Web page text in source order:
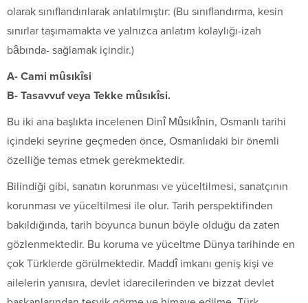
olarak sınıflandırılarak anlatılmıştır: (Bu sınıflandırma, kesin
sınırlar taşımamakta ve yalnızca anlatım kolaylığı-izah
bâbında- sağlamak içindir.)
A- Cami mûsıkîsi
B- Tasavvuf veya Tekke mûsıkîsi.
Bu iki ana başlıkta incelenen Dinî Mûsıkînin, Osmanlı tarihi
içindeki seyrine geçmeden önce, Osmanlıdaki bir önemli
özelliğe temas etmek gerekmektedir.
Bilindiği gibi, sanatın korunması ve yüceltilmesi, sanatçının
korunması ve yüceltilmesi ile olur. Tarih perspektifinden
bakıldığında, tarih boyunca bunun böyle olduğu da zaten
gözlenmektedir. Bu koruma ve yüceltme Dünya tarihinde en
çok Türklerde görülmektedir. Maddî imkanı geniş kişi ve
ailelerin yanısıra, devlet idarecilerinden ve bizzat devlet